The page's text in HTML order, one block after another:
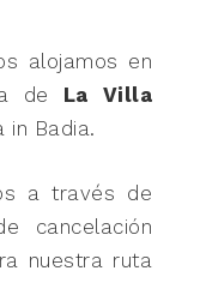
alojamos en
de La Villa
in Badia.
a través de
cancelación
nuestra ruta